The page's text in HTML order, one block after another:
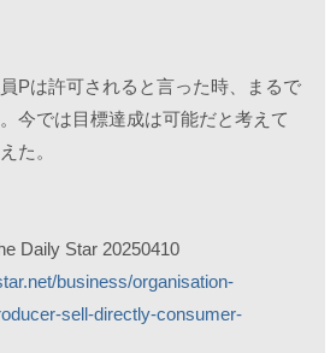
Pは許可されると言った時、まるで
今では目標達成は可能だと考えて
た。
Daily Star 20250410
business/organisation-
sell-directly-consumer-